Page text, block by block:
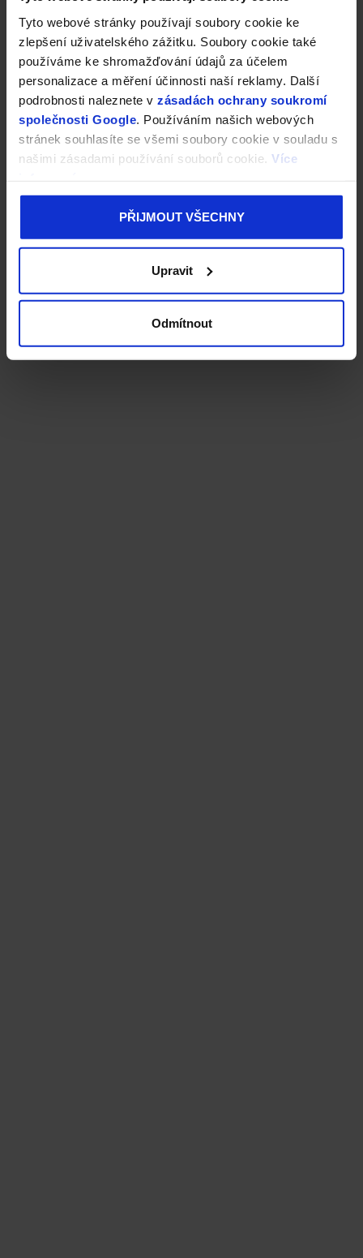
Tyto webové stránky používají soubory cookie ke
zlepšení uživatelského zážitku. Soubory cookie také
používáme ke shromažďování údajů za účelem
personalizace a měření účinnosti naší reklamy. Další
podrobnosti naleznete v zásadách ochrany soukromí
společnosti Google . Používáním našich webových
stránek souhlasíte se všemi soubory cookie v souladu s
našimi zásadami používání souborů cookie. Více
PŘIJMOUT VŠECHNY
Upravit
Odmítnout